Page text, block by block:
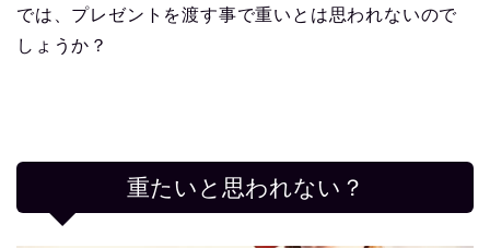
では、プレゼントを渡す事で重いとは思われないので
しょうか？
重たいと思われない？